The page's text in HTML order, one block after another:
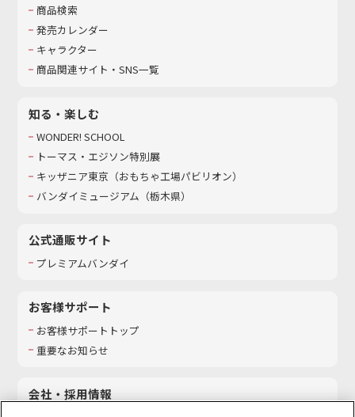
商品検索
発売カレンダー
キャラクター
商品関連サイト・SNS一覧
知る・楽しむ
WONDER! SCHOOL
トーマス・エジソン特別展
キッザニア東京（おもちゃ工場パビリオン）​
バンダイミュージアム（栃木県）
公式通販サイト
プレミアムバンダイ
お客様サポート
お客様サポートトップ
重要なお知らせ
会社・採用情報